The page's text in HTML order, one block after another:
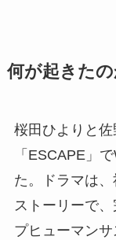
何が起きた
桜田ひよりと
「ESCAPE」
た。ドラマは
ストーリーで
プヒューマンサ